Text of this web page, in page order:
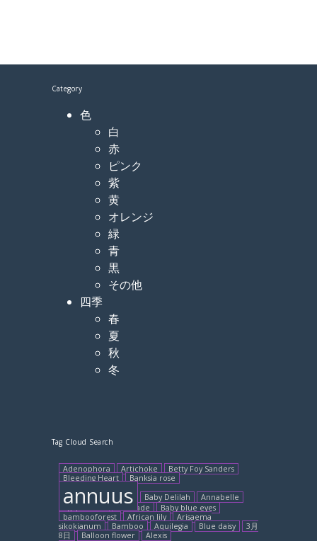
Category
色
白
赤
ピンク
紫
黄
オレンジ
緑
青
黒
その他
四季
春
夏
秋
冬
Tag Cloud Search
Adenophora Artichoke
Betty Foy Sanders
Bleeding Heart
Banksia rose
annuus Baby Delilah
Annabelle
accolade
Baby blue eyes
bambooforest
African lily
Arisaema
sikokianum
Bamboo Aquilegia Blue daisy
3月
8日
Balloon flower Alexis